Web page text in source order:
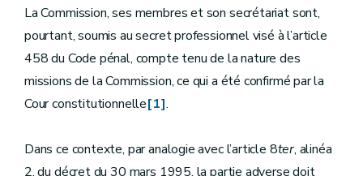
La Commission, ses membres et son secrétariat sont,
pourtant, soumis au secret professionnel visé à l’article
458 du Code pénal, compte tenu de la nature des
missions de la Commission, ce qui a été confirmé par la
Cour constitutionnelle[1].
Dans ce contexte, par analogie avec l’article 8ter, alinéa
2, du décret du 30 mars 1995, la partie adverse doit